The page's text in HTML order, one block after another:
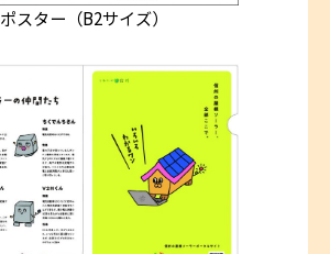
ポスター（B2サイズ）